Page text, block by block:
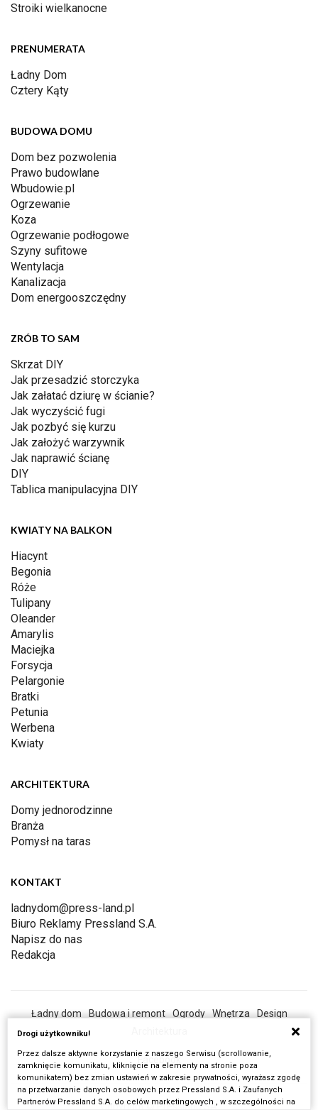
Stroiki wielkanocne
PRENUMERATA
Ładny Dom
Cztery Kąty
BUDOWA DOMU
Dom bez pozwolenia
Prawo budowlane
Wbudowie.pl
Ogrzewanie
Koza
Ogrzewanie podłogowe
Szyny sufitowe
Wentylacja
Kanalizacja
Dom energooszczędny
ZRÓB TO SAM
Skrzat DIY
Jak przesadzić storczyka
Jak załatać dziurę w ścianie?
Jak wyczyścić fugi
Jak pozbyć się kurzu
Jak założyć warzywnik
Jak naprawić ścianę
DIY
Tablica manipulacyjna DIY
KWIATY NA BALKON
Hiacynt
Begonia
Róże
Tulipany
Oleander
Amarylis
Maciejka
Forsycja
Pelargonie
Bratki
Petunia
Werbena
Kwiaty
ARCHITEKTURA
Domy jednorodzinne
Branża
Pomysł na taras
KONTAKT
ladnydom@press-land.pl
Biuro Reklamy Pressland S.A.
Napisz do nas
Redakcja
Ładny dom Budowa i remont Ogrody Wnętrza
Design
Facebook
Copyright © Pressland SA
Drogi użytkowniku!
Przez dalsze aktywne korzystanie z naszego Serwisu (scrollowanie,
zamknięcie komunikatu, kliknięcie na elementy na stronie poza
komunikatem) bez zmian ustawień w zakresie prywatności, wyrażasz zgodę
na przetwarzanie danych osobowych przez Pressland S.A. i Zaufanych
Partnerów Pressland S.A. do celów marketingowych , w szczególności na